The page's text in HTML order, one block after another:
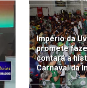
Império da
promete
contará a
Carnaval da